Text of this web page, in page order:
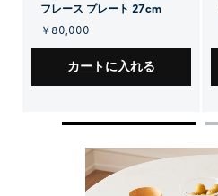
フレース プレート 27cm
￥80,000
カートに入れる